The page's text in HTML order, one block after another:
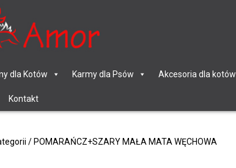
dla Kotów Karmy dla Psów Akcesoria dla kotów
Kontakt
/ POMARAŃCZ+SZARY MAŁA MATA WĘCHOWA